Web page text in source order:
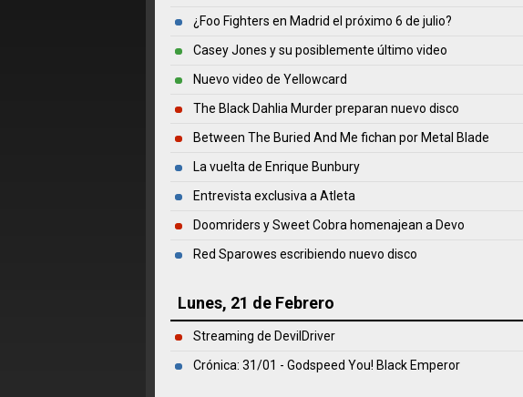
¿Foo Fighters en Madrid el próximo 6 de julio?
Casey Jones y su posiblemente último video
Nuevo video de Yellowcard
The Black Dahlia Murder preparan nuevo disco
Between The Buried And Me fichan por Metal Blade
La vuelta de Enrique Bunbury
Entrevista exclusiva a Atleta
Doomriders y Sweet Cobra homenajean a Devo
Red Sparowes escribiendo nuevo disco
Lunes, 21 de Febrero
Streaming de DevilDriver
Crónica: 31/01 - Godspeed You! Black Emperor